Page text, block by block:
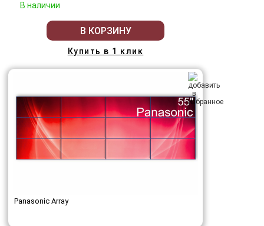
В наличии
В КОРЗИНУ
Купить в 1 клик
Panasonic Array